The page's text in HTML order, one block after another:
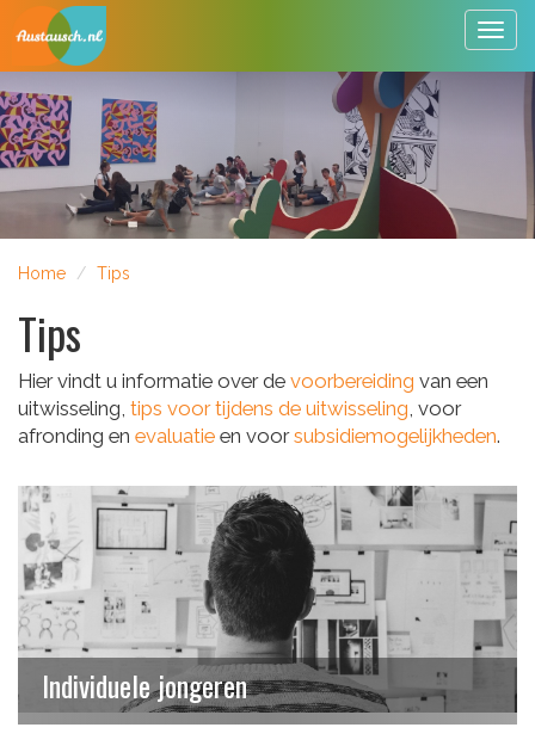
Home Tips
Tips
Hier vindt u informatie over de voorbereiding van een
uitwisseling, tips voor tijdens de uitwisseling, voor
afronding en evaluatie en voorsubsidiemogelijkheden.
Individuele jongeren